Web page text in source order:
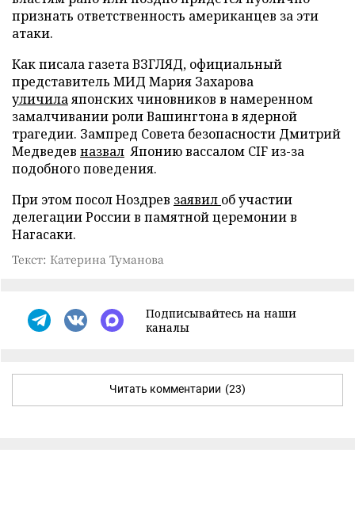
признать ответственность американцев за эти
атаки.
Как писала газета ВЗГЛЯД, официальный
представитель МИД Мария Захарова
уличилаяпонских чиновников в намеренном
замалчивании роли Вашингтона в ядерной
трагедии. Зампред Совета безопасности Дмитрий
Медведев назвал Японию вассалом CIF из-за
подобного поведения.
При этом посол Ноздрев заявил об участии
делегации России в памятной церемонии в
Нагасаки.
Текст: Катерина Туманова
Подписывайтесь на наши
каналы
Читать комментарии (23)